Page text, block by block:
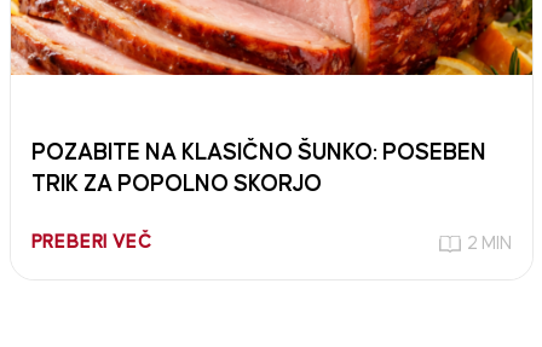
POZABITE NA KLASIČNO ŠUNKO: POSEBEN
TRIK ZA POPOLNO SKORJO
PREBERI VEČ 2 MIN